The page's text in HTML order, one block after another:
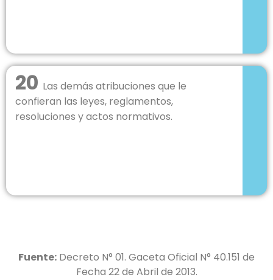
20 Las demás atribuciones que le
confieran las leyes, reglamentos,
resoluciones y actos normativos.
Fuente: Decreto N° 01. Gaceta Oficial N° 40.151 de
Fecha 22 de Abril de 2013.